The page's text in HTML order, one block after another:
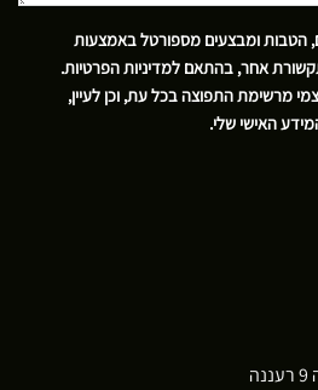
הטבות ומבצעים מספורטל באמצעות
תקשורת אחר, בהתאם למדיניות הפרטיות.
מרשימת התפוצה בכל עת, וכן לעיין,
האישי שלי.